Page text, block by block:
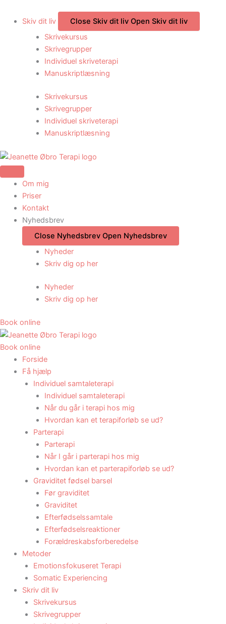
Skiv dit liv Close Skiv dit liv Open Skiv dit liv
Skrivekursus
Skrivegrupper
Individuel skriveterapi
Manuskriptlæsning
Skrivekursus
Skrivegrupper
Individuel skriveterapi
Manuskriptlæsning
Om mig
Priser
Kontakt
Nyhedsbrev
Close Nyhedsbrev Open Nyhedsbrev
Nyheder
Skriv dig op her
Nyheder
Skriv dig op her
Book online
Book online
Forside
Få hjælp
Individuel samtaleterapi
Individuel samtaleterapi
Når du går i terapi hos mig
Hvordan kan et terapiforløb se ud?
Parterapi
Parterapi
Når I går i parterapi hos mig
Hvordan kan et parterapiforløb se ud?
Graviditet fødsel barsel
Før graviditet
Graviditet
Efterfødselssamtale
Efterfødselsreaktioner
Forældreskabsforberedelse
Metoder
Emotionsfokuseret Terapi
Somatic Experiencing
Skriv dit liv
Skrivekursus
Skrivegrupper